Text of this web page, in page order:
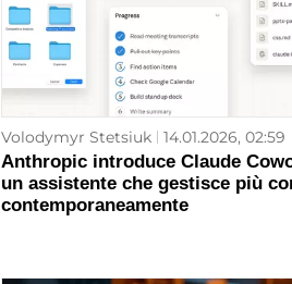
Volodymyr Stetsiuk 14.01.2026, 02:59
Anthropic introduce Claude
un assistente che gestisce più
contemporaneamente